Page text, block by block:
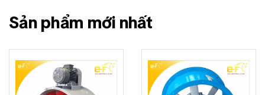
Sản phẩm mới nhất